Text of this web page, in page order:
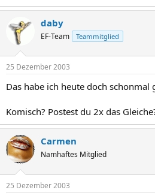
daby
EF-Team Teammitglied
25 Dezember 2003
Das habe ich heute doch
Komisch? Postest du 2x das
Carmen
Namhaftes Mitglied
25 Dezember 2003